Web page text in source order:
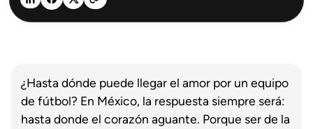
¿Hasta dónde puede llegar el amor por un equipo
de fútbol? En México, la respuesta siempre será:
hasta donde el corazón aguante. Porque ser de la